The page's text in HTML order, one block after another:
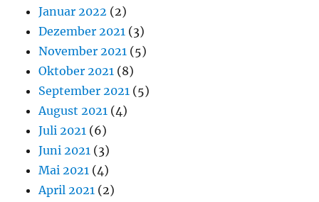
Januar 2022 (2)
Dezember 2021 (3)
November 2021 (5)
Oktober 2021 (8)
September 2021 (5)
August 2021 (4)
Juli 2021 (6)
Juni 2021 (3)
Mai 2021 (4)
April 2021 (2)